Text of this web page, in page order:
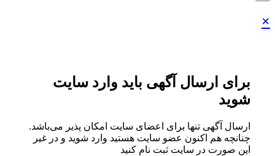
×
برای ارسال آگهی باید وارد سایت
شوید
ارسال آگهی تنها برای اعضای سایت امکان پذیر می‌باشد.
چنانچه هم‌ اکنون عضو سایت هستید وارد شوید و در غیر
این صورت در سایت ثبت نام کنید